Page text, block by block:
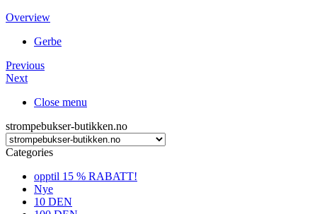
Overview
Gerbe
Previous
Next
Close menu
strompebukser-butikken.no
Categories
opptil 15 % RABATT!
Nye
10 DEN